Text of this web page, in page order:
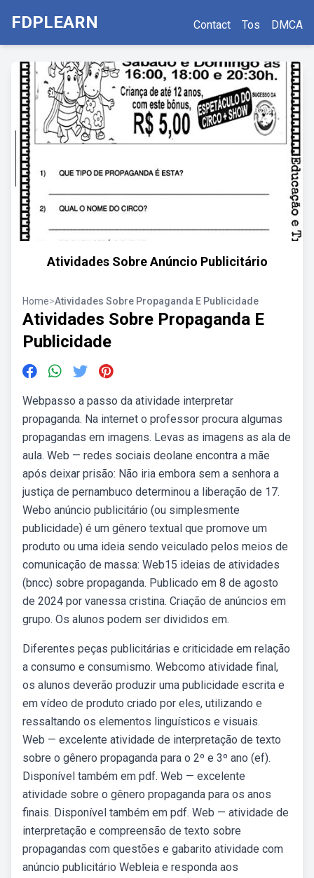
FDPLEARN Contact Tos DMCA
Atividades Sobre Anúncio Publicitário
Home>Atividades Sobre Propaganda E Publicidade
Atividades Sobre Propaganda E
Publicidade
Webpasso a passo da atividade interpretar
propaganda. Na internet o professor procura algumas
propagandas em imagens. Levas as imagens as ala de
aula. Web — redes sociais deolane encontra a mãe
após deixar prisão: Não iria embora sem a senhora a
justiça de pernambuco determinou a liberação de 17.
Webo anúncio publicitário (ou simplesmente
publicidade) é um gênero textual que promove um
produto ou uma ideia sendo veiculado pelos meios de
comunicação de massa: Web15 ideias de atividades
(bncc) sobre propaganda. Publicado em 8 de agosto
de 2024 por vanessa cristina. Criação de anúncios em
grupo. Os alunos podem ser divididos em.
Diferentes peças publicitárias e criticidade em relação
a consumo e consumismo. Webcomo atividade final,
os alunos deverão produzir uma publicidade escrita e
em vídeo de produto criado por eles, utilizando e
ressaltando os elementos linguísticos e visuais.
Web — excelente atividade de interpretação de texto
sobre o gênero propaganda para o 2º e 3º ano (ef).
Disponível também em pdf. Web — excelente
atividade sobre o gênero propaganda para os anos
finais. Disponível também em pdf. Web — atividade de
interpretação e compreensão de texto sobre
propagandas com questões e gabarito atividade com
anúncio publicitário Webleia e responda aos